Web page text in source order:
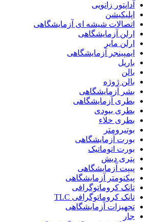
آداپتور زانویی
اپلیکیشن
اتصالات شیشه ای آزمایشگاهی
ارلن آزمایشگاهی
ارلن مایر
ایمپینجر آزمایشگاهی
باریل
بالن
بالن ژوژه
بشر آزمایشگاهی
بطری آزمایشگاهی
بطری بیودی
بطری خلاء
بوتیرومتر
بورت آزمایشگاهی
بورت اتوماتیک
پتری دیش
پیپت آزمایشگاهی
پیکنومتر آزمایشگاهی
تانک کروماتوگرافی
تانک کروماتوگرافی TLC
تجهیزات آزمایشگاهی
جار